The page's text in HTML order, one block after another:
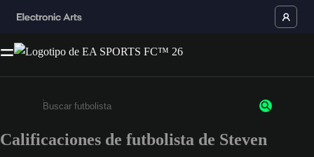
Ingresa un mínimo de 3 caracteres o números
Calificaciones de futbolista de Steven